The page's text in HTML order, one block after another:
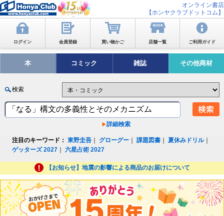
オンライン書店
【ホンヤクラブドットコム】
ログイン 会員登録 買い物かご 店舗一覧 ご利用ガイド
本 コミック 雑誌 その他商材
検索
詳細検索
注目のキーワード： 東野圭吾 グローグー ｜課題図書 ｜夏休みドリル｜
ゲッターズ 2027 ｜六星占術 2027
【お知らせ】地震の影響による商品のお届けについて